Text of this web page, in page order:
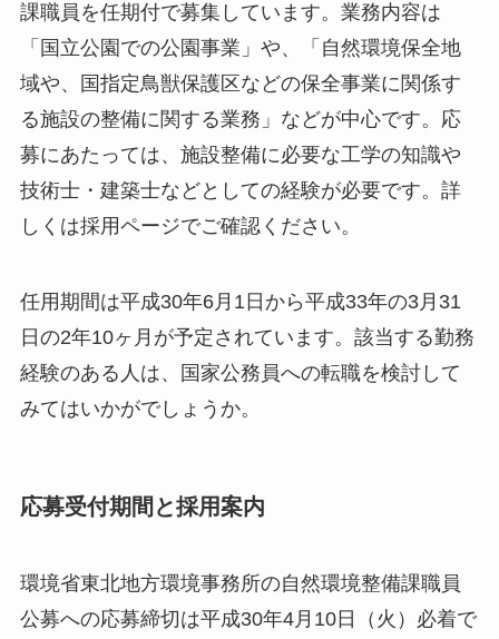
課職員を任期付で募集しています。業務内容は
「国立公園での公園事業」や、「自然環境保全地
域や、国指定鳥獣保護区などの保全事業に関係す
る施設の整備に関する業務」などが中心です。応
募にあたっては、施設整備に必要な工学の知識や
技術士・建築士などとしての経験が必要です。詳
しくは採用ページでご確認ください。
任用期間は平成30年6月1日から平成33年の3月31
日の2年10ヶ月が予定されています。該当する勤務
経験のある人は、国家公務員への転職を検討して
みてはいかがでしょうか。
応募受付期間と採用案内
環境省東北地方環境事務所の自然環境整備課職員
公募への応募締切は平成30年4月10日（火）必着で